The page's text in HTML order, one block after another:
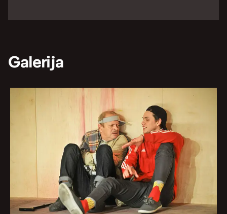
Galerija